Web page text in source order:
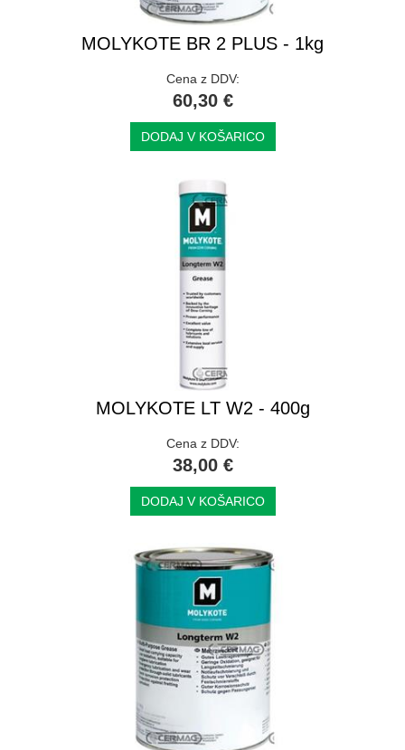
MOLYKOTE BR 2 PLUS - 1kg
Cena z DDV:
60,30 €
DODAJ V KOŠARICO
MOLYKOTE LT W2 - 400g
Cena z DDV:
38,00 €
DODAJ V KOŠARICO